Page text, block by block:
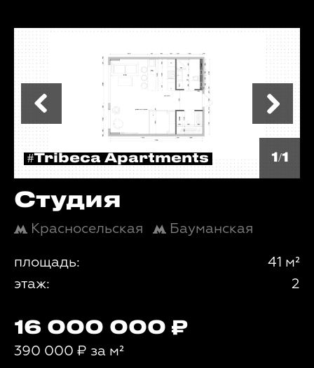
#Tribeca Apartments 1/1
Студия
Красносельская Бауманская
площадь:
41 м²
этаж:
2
16 000 000
390 000 ₽ за м²